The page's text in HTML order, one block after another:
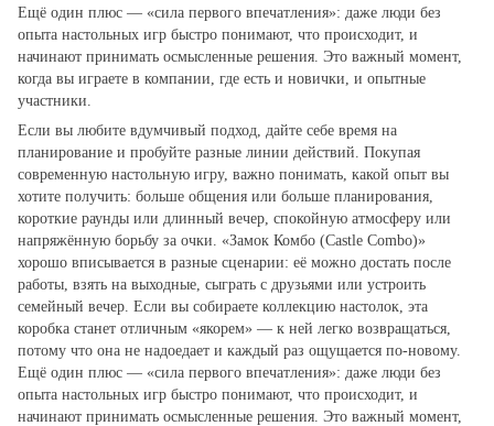
Ещё один плюс — «сила первого впечатления»: даже люди без
опыта настольных игр быстро понимают, что происходит, и
начинают принимать осмысленные решения. Это важный момент,
когда вы играете в компании, где есть и новички, и опытные
участники.
Если вы любите вдумчивый подход, дайте себе время на
планирование и пробуйте разные линии действий. Покупая
современную настольную игру, важно понимать, какой опыт вы
хотите получить: больше общения или больше планирования,
короткие раунды или длинный вечер, спокойную атмосферу или
напряжённую борьбу за очки. «Замок Комбо (Castle Combo)»
хорошо вписывается в разные сценарии: её можно достать после
работы, взять на выходные, сыграть с друзьями или устроить
семейный вечер. Если вы собираете коллекцию настолок, эта
коробка станет отличным «якорем» — к ней легко возвращаться,
потому что она не надоедает и каждый раз ощущается по‑новому.
Ещё один плюс — «сила первого впечатления»: даже люди без
опыта настольных игр быстро понимают, что происходит, и
начинают принимать осмысленные решения. Это важный момент,